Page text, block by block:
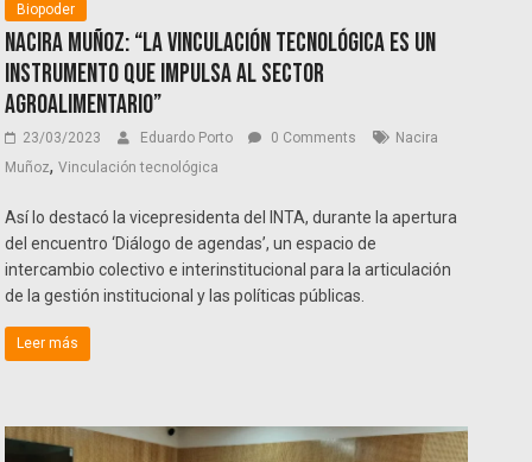
Biopoder
Nacira Muñoz: “La vinculación tecnológica es un
instrumento que impulsa al sector
agroalimentario”
23/03/2023 Eduardo Porto 0 Comments
Nacira
Muñoz,Vinculación tecnológica
Así lo destacó la vicepresidenta del INTA, durante la apertura
del encuentro ‘Diálogo de agendas’, un espacio de
intercambio colectivo e interinstitucional para la articulación
de la gestión institucional y las políticas públicas.
Leer más